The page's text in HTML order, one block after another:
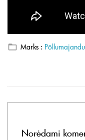
Marks :
Norėdami